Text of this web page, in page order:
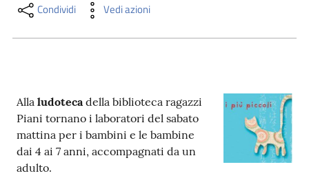
Risorse
Casa
Piani
Condividi Vedi azioni
Alla ludotecadella biblioteca ragazzi
Piani tornano i laboratori del sabato
mattina per i bambini e le bambine
dai 4 ai 7 anni, accompagnati da un
adulto.